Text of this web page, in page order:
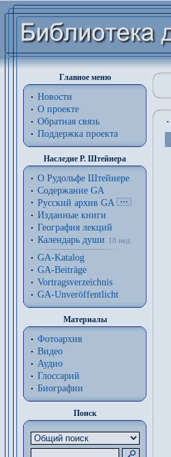
Главное меню
Новости
О проекте
Обратная связь
Поддержка проекта
Наследие Р. Штейнера
О Рудольфе Штейнере
Содержание GA
Русский архив GA
Изданные книги
География лекций
Календарь души
18 нед.
GA-Katalog
GA-Beiträge
Vortragsverzeichnis
GA-Unveröffentlicht
Материалы
Фотоархив
Видео
Аудио
Глоссарий
Биографии
Поиск
·